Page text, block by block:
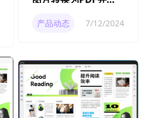
产品动态 7/12/2024